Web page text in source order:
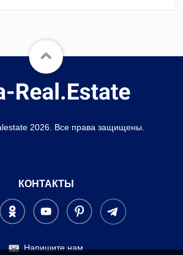
2026. Все права защищены.
КОНТАКТЫ
Напишите нам